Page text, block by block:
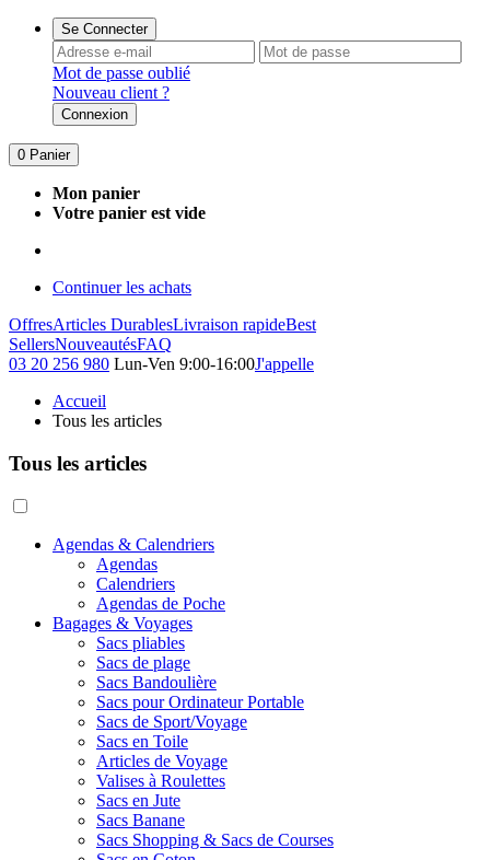
Se Connecter
Mot de passe oublié
Nouveau client ?
Connexion
0 Panier
Mon panier
Votre panier est vide
Continuer les achats
OffresArticles DurablesLivraison rapideBest
SellersNouveautésFAQ
03 20 256 980 Lun-Ven 9:00-16:00J'appelle
Accueil
Tous les articles
Tous les articles
Agendas & Calendriers
Agendas
Calendriers
Agendas de Poche
Bagages & Voyages
Sacs pliables
Sacs de plage
Sacs Bandoulière
Sacs pour Ordinateur Portable
Sacs de Sport/Voyage
Sacs en Toile
Articles de Voyage
Valises à Roulettes
Sacs en Jute
Sacs Banane
Sacs Shopping & Sacs de Courses